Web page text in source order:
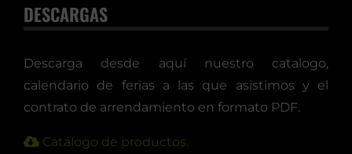
DESCARGAS
Descarga desde aquí nuestro catalogo,
calendario de ferias a las que asistimos y el
contrato de arrendamiento en formato PDF.
Catálogo de productos.